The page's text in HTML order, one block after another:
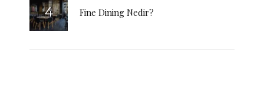
Fine Dining Nedir?